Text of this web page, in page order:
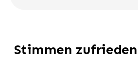
Stimmen